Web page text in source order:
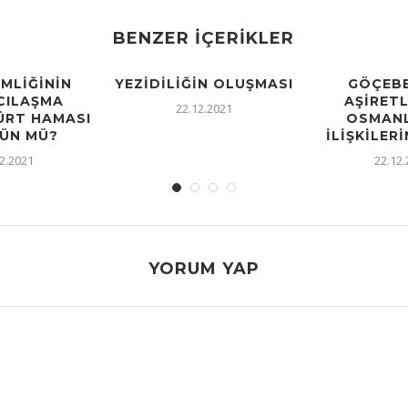
BENZER İÇERIKLER
HAMASI
MÜ?
YEZIDILIĞIN OLUŞMASI
22.12.2021
YORUM YAP